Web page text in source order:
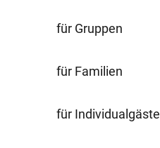
für Gruppen
für Familien
für Individualgäste